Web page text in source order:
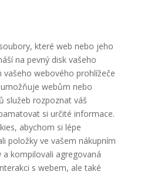
které web nebo jeho
na pevný disk vašeho
webového prohlížeče
webům nebo
služeb rozpoznat váš
si určité informace.
abychom si lépe
položky ve vašem nákupním
kompilovali agregovaná
s webem, ale také